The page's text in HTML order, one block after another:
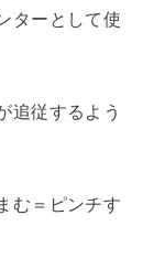
ターとして使
追従するよう
む＝ピンチす